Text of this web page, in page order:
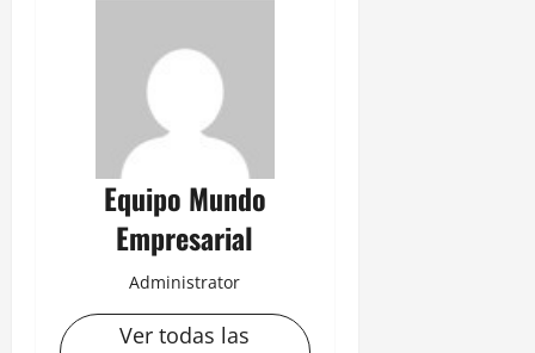
Equipo Mundo
Empresarial
Administrator
Ver todas las